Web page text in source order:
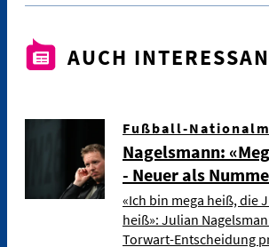
AUCH
Fußball-
Nagelsmann:
- Neuer als
«Ich bin mega heiß, die
heiß»: Julian
Torwart-Entscheidung